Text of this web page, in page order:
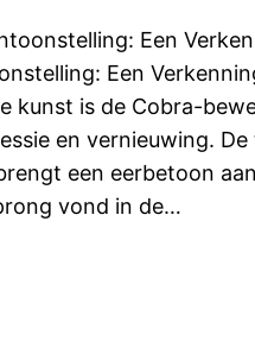
Een
Een
kunst is de Cobra-
en vernieuwing.
een eerbetoon
vond in de…